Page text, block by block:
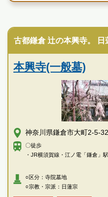
古都鎌倉 辻の本興寺。
本興寺(一般墓)
神奈川県鎌倉市大町2-5-32
〇徒歩
・JR横須賀線・江ノ電「鎌倉」
・JR横須賀線「鎌倉」駅東口よ
町四ッ角」下車徒歩約4分
○区分：寺院墓地
○宗教・宗派：日蓮宗